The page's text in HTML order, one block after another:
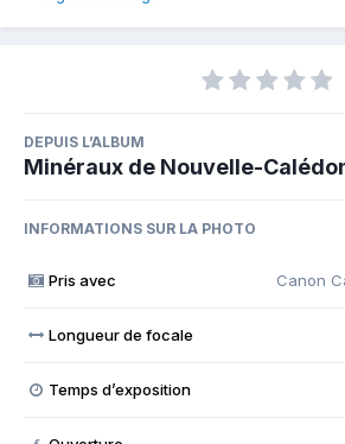
DEPUIS L’ALBUM
Minéraux de Nouvelle-
INFORMATIONS SUR LA PHOTO
Pris avec Canon
Longueur de focale
Temps d’exposition